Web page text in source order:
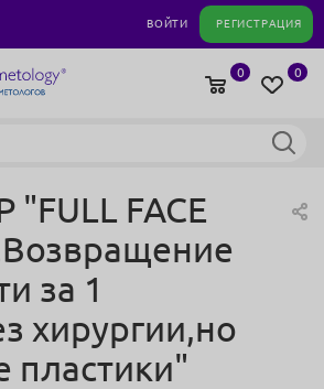
ВОЙТИ РЕГИСТРАЦИЯ
0
0
FACE
за 1
хирургии,но
пластики"